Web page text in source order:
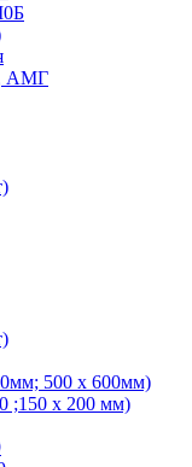
АМГ
500 х 600мм)
;150 х 200 мм)